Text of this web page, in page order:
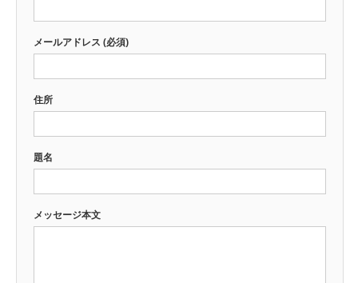
メールアドレス (必須)
住所
題名
メッセージ本文